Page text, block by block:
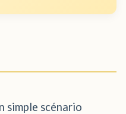
simple scénario